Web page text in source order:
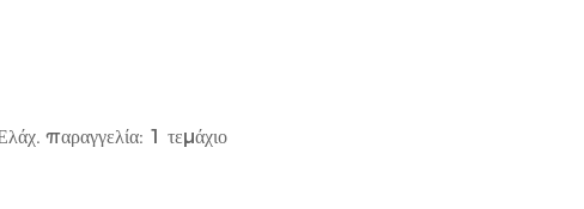
παραγγελία: 1 τεμάχιο